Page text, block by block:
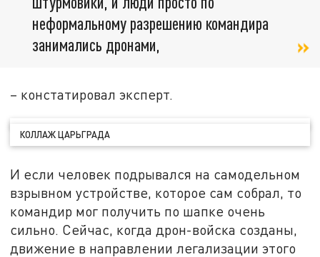
неформальному разрешению командира
занимались дронами,
– констатировал эксперт.
КОЛЛАЖ ЦАРЬГРАДА
И если человек подрывался на самодельном
взрывном устройстве, которое сам собрал, то
командир мог получить по шапке очень
сильно. Сейчас, когда дрон-войска созданы,
движение в направлении легализации этого